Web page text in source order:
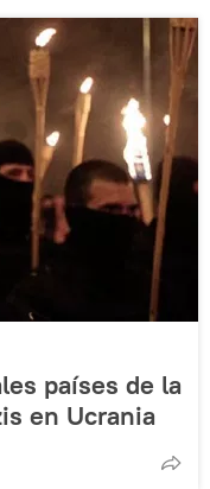
países de la
en Ucrania